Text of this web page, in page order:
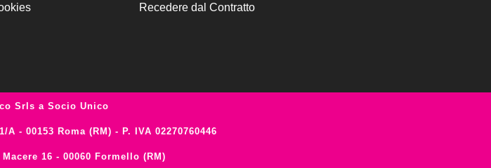
Recedere dal Contratto
Srls a Socio Unico
- 00153 Roma (RM) - P. IVA 02270760446
16 - 00060 Formello (RM)